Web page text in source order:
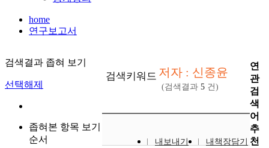
home
연구보고서
검색결과 좁혀 보기
선택해제
좁혀본 항목 보기
순서
검색키워드 저자 : 신종윤
(검색결과 5 건)
내보내기
내책장담기
연
관
검
색
어
추
천